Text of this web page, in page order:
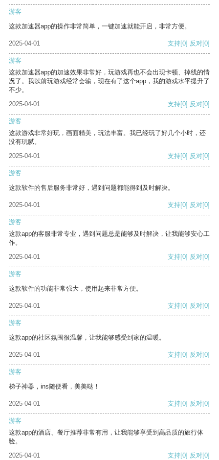
游客
这款加速器app的操作非常简单，一键加速就能开启，非常方便。
2025-04-01 支持[0] 反对[0]
游客
这款加速器app的加速效果非常好，玩游戏再也不会出现卡顿、掉线的情
况了。我以前玩游戏经常会输，现在有了这个app，我的游戏水平提升了
不少。
2025-04-01
支持[0] 反对[0]
游客
这款游戏非常好玩，画面精美，玩法丰富。我已经玩了好几个小时，还
没有玩腻。
2025-04-01
支持[0] 反对[0]
游客
这款软件的售后服务非常好，遇到问题都能得到及时解决。
2025-04-01 支持[0] 反对[0]
游客
这款app的客服非常专业，遇到问题总是能够及时解决，让我能够安心工
作。
2025-04-01
支持[0] 反对[0]
游客
这款软件的功能非常强大，使用起来非常方便。
2025-04-01 支持[0] 反对[0]
游客
这款app的社区氛围很温馨，让我能够感受到家的温暖。
2025-04-01 支持[0] 反对[0]
游客
梯子神器，ins随便看，美美哒！
2025-04-01 支持[0] 反对[0]
游客
这款app的酒店、餐厅推荐非常有用，让我能够享受到高品质的旅行体
验。
2025-04-01
支持[0] 反对[0]